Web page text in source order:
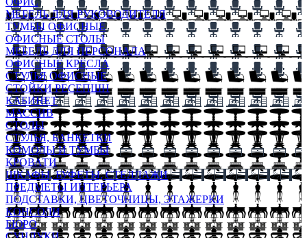
МЕБЕЛЬ ДЛЯ РУКОВОДИТЕЛЯ
ТУМБЫ ОФИСНЫЕ
ОФИСНЫЕ СТОЛЫ
МЕБЕЛЬ ДЛЯ ПЕРСОНАЛА
ОФИСНЫЕ КРЕСЛА
СТУЛЬЯ ОФИСНЫЕ
СТОЙКИ РЕСЕПШН
КАБИНЕТ
МАССИВ
СТОЛЫ
СТУЛЬЯ, БАНКЕТКИ
КОМОДЫ И ТУМБЫ
КРОВАТИ
ШКАФЫ, БУФЕТЫ, СТЕЛЛАЖИ
ПРЕДМЕТЫ ИНТЕРЬЕРА
ПОДСТАВКИ, ЦВЕТОЧНИЦЫ, ЭТАЖЕРКИ
КОНСОЛИ
БЮРО